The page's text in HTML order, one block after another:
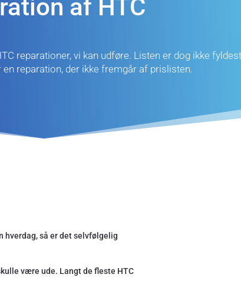
af HTC
reparationer, vi kan udføre. Listen er dog ikke
reparation, der ikke fremgår af prislisten.
hverdag, så er det selvfølgelig
være ude. Langt de fleste HTC